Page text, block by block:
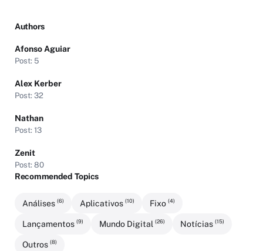
Authors
Afonso Aguiar
Post: 5
Alex Kerber
Post: 32
Nathan
Post: 13
Zenit
Post: 80
Recommended Topics
Análises(6) Aplicativos (10) Fixo(4)
Lançamentos(9) Mundo Digital (26) Notícias(15)
Outros(8)